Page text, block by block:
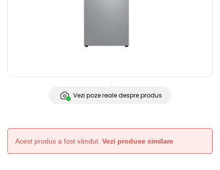
Vezi poze reale despre produs
Acest produs a fost vândut. Vezi produse similare